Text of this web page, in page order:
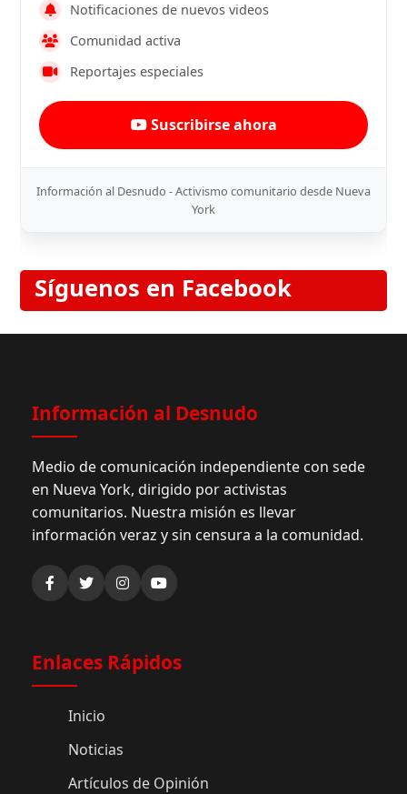
Notificaciones de nuevos videos
Comunidad activa
Reportajes especiales
Suscribirse ahora
Información al Desnudo - Activismo comunitario desde Nueva
York
Síguenos en Facebook
Información al Desnudo
Medio de comunicación independiente con sede
en Nueva York, dirigido por activistas
comunitarios. Nuestra misión es llevar
información veraz y sin censura a la comunidad.
Enlaces Rápidos
Inicio
Noticias
Artículos de Opinión